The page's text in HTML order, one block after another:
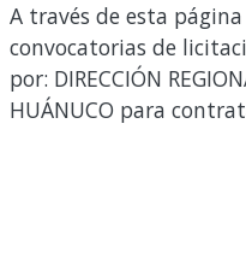
A través de esta
convocatorias de
por: DIRECCIÓN
HUÁNUCO para